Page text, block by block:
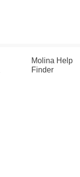
Molina Help
Finder